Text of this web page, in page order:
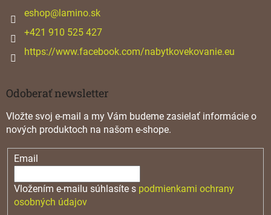
eshop@ lamino.sk
+421 910 525 427
https://www.facebook.com/nabytkovekovanie.eu
Odoberať newsletter
Vložte svoj e-mail a my Vám budeme zasielať informácie o
nových produktoch na našom e-shope.
Email
Vložením e-mailu súhlasíte s podmienkami ochrany
osobných údajov